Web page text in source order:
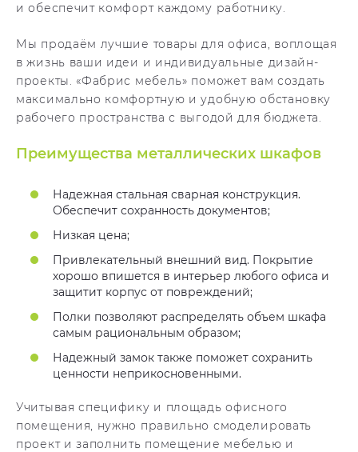
и обеспечит комфорт каждому работнику.
Мы продаём лучшие товары для офиса, воплощая
в жизнь ваши идеи и индивидуальные дизайн-
проекты. «Фабрис мебель» поможет вам создать
максимально комфортную и удобную обстановку
рабочего пространства с выгодой для бюджета.
Преимущества металлических шкафов
Надежная стальная сварная конструкция.
Обеспечит сохранность документов;
Низкая цена;
Привлекательный внешний вид. Покрытие
хорошо впишется в интерьер любого офиса и
защитит корпус от повреждений;
Полки позволяют распределять объем шкафа
самым рациональным образом;
Надежный замок также поможет сохранить
ценности неприкосновенными.
Учитывая специфику и площадь офисного
помещения, нужно правильно смоделировать
проект и заполнить помещение мебелью и